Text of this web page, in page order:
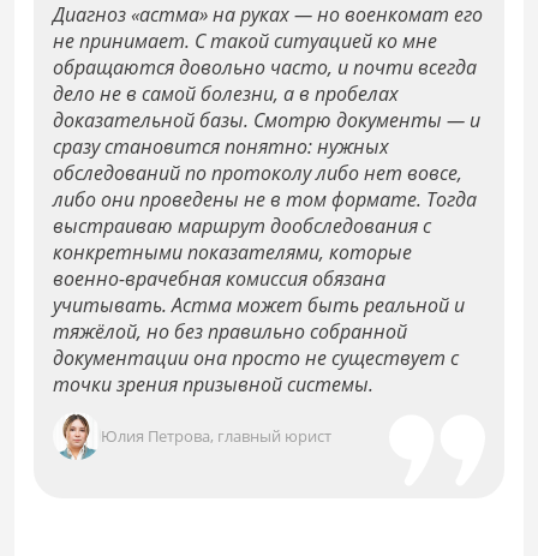
Диагноз «астма» на руках — но военкомат его
не принимает. С такой ситуацией ко мне
обращаются довольно часто, и почти всегда
дело не в самой болезни, а в пробелах
доказательной базы. Смотрю документы — и
сразу становится понятно: нужных
обследований по протоколу либо нет вовсе,
либо они проведены не в том формате. Тогда
выстраиваю маршрут дообследования с
конкретными показателями, которые
военно-врачебная комиссия обязана
учитывать. Астма может быть реальной и
тяжёлой, но без правильно собранной
документации она просто не существует с
точки зрения призывной системы.
Юлия Петрова, главный юрист